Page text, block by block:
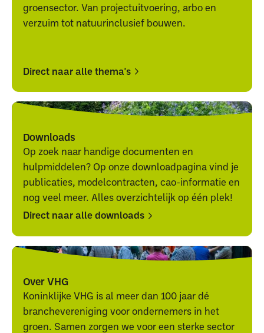
groensector. Van projectuitvoering, arbo en
verzuim tot natuurinclusief bouwen.
Direct naar alle thema's
Direct
naar
thema's
Direct
naar
thema's
Downloads
Op zoek naar handige documenten en
hulpmiddelen? Op onze downloadpagina vind je
publicaties, modelcontracten, cao-informatie en
nog veel meer. Alles overzichtelijk op één plek!
Direct naar alle downloads
Direct
naar
downloads
Direct
naar
downloads
Over VHG
Koninklijke VHG is al meer dan 100 jaar dé
branchevereniging voor ondernemers in het
groen. Samen zorgen we voor een sterke sector